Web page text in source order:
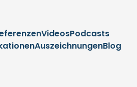
VideosPodcasts
AuszeichnungenBlog